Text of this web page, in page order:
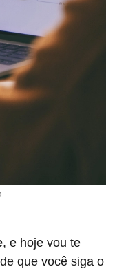
, e hoje vou te
que você siga o